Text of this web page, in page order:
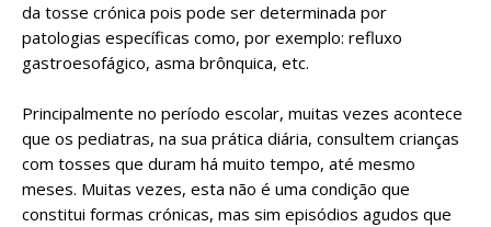
da tosse crónica pois pode ser determinada por
patologias específicas como, por exemplo: refluxo
gastroesofágico, asma brônquica, etc.
Principalmente no período escolar, muitas vezes acontece
que os pediatras, na sua prática diária, consultem crianças
com tosses que duram há muito tempo, até mesmo
meses. Muitas vezes, esta não é uma condição que
constitui formas crónicas, mas sim episódios agudos que